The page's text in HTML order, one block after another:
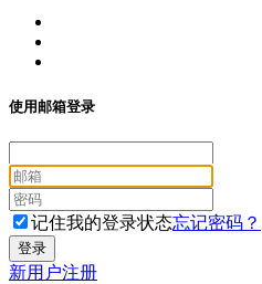
使用邮箱登录
记住我的登录状态忘记密码？
新用户注册